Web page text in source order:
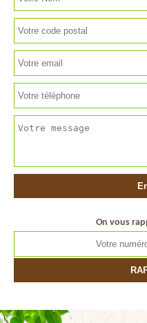
On vous